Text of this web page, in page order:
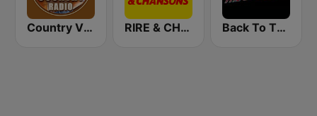
Country Vibes RIRE & CHANSONS Back To The 80's Radio